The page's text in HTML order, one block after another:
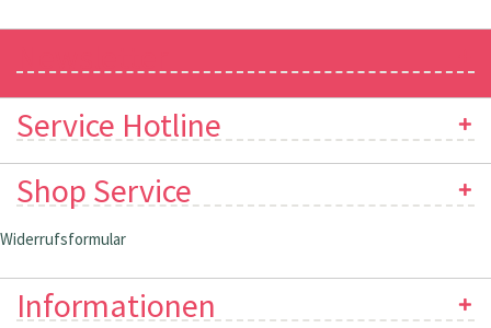
Service Hotline
Shop Service
Widerrufsformular
Informationen